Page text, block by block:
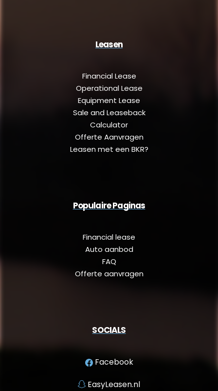
Leasen
Financial Lease
Operational Lease
Equipment Lease
Sale and Leaseback
Calculator
Offerte Aanvragen
Leasen met een BKR?
Populaire Paginas
Financial lease
Auto aanbod
FAQ
Offerte aanvragen
SOCIALS
Facebook
EasyLeasen.nl